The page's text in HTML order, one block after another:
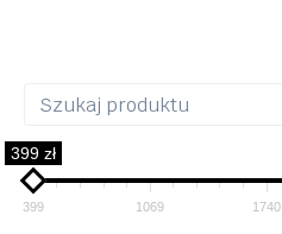
399 zł
399 1069 1740